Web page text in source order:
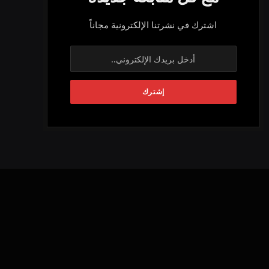
اشترك في نشرتنا الإلكترونية مجاناً